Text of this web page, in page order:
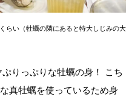
らい（牡蠣の隣にあると特大しじみの大
りっぷりな牡蠣の身！ こち
真牡蠣を使っているため身